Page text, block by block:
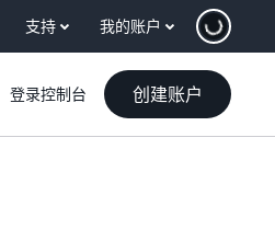
支持 我的账户
登录控制台 创建账户